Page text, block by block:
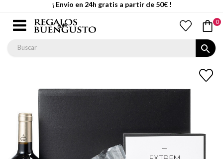
¡ Envío en 24h gratis a partir de 50€ !
0
search